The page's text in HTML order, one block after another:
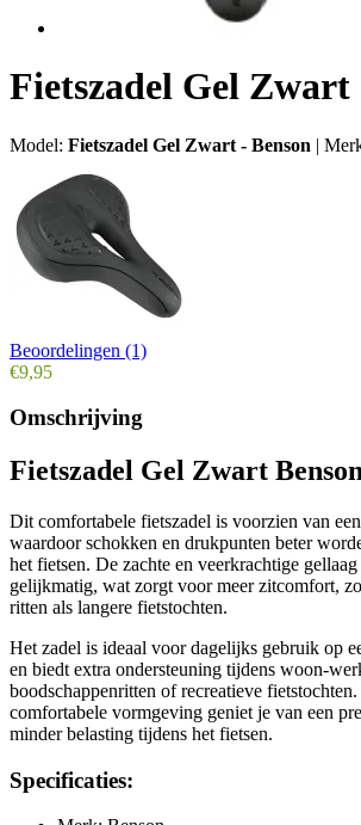
Fietszadel Gel Zwart
Model: Fietszadel Gel Zwart - Benson |
Beoordelingen (1)
€9,95
Omschrijving
Fietszadel Gel Zwart Benson
Dit comfortabele fietszadel is voorzien van
waardoor schokken en drukpunten beter
het fietsen. De zachte en veerkrachtige
gelijkmatig, wat zorgt voor meer zitcomfort,
ritten als langere fietstochten.
Het zadel is ideaal voor dagelijks gebruik op
en biedt extra ondersteuning tijdens woon-
boodschappenritten of recreatieve
comfortabele vormgeving geniet je van een
minder belasting tijdens het fietsen.
Specificaties: